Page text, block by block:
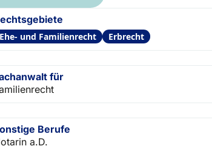
Ehe- und Familienrecht Erbrecht
für
Berufe
a.D.